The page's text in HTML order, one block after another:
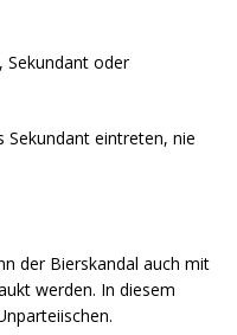
Sekundant oder
Sekundant eintreten, nie
der Bierskandal auch mit
werden. In diesem